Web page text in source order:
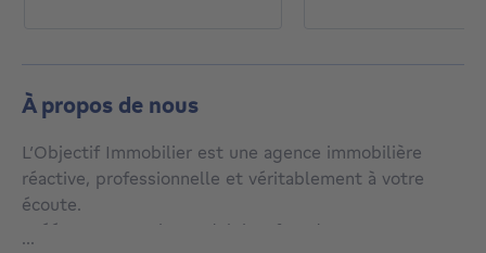
À propos de nous
L’Objectif Immobilier est une agence immobilière
réactive, professionnelle et véritablement à votre
écoute.
Créée par François Vandeloise, fort de 15 ans
...